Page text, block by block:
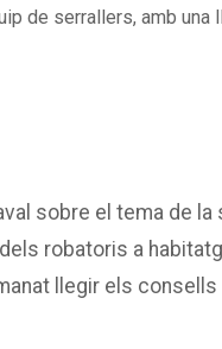
de serrallers, amb
sobre el tema de
robatoris a
llegir els